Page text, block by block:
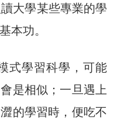
大學某些專業的學
本功。
式學習科學，可能
是相似；一旦遇上
的學習時，便吃不